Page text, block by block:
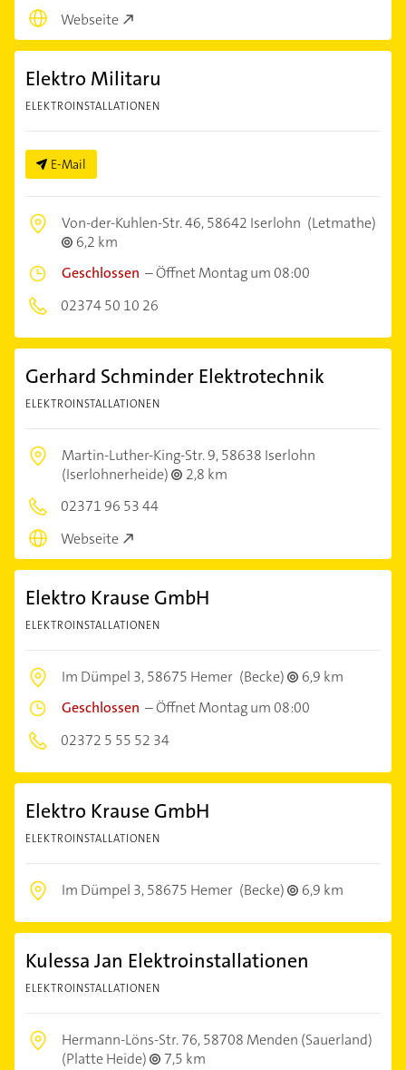
Webseite
Elektro Militaru
ELEKTROINSTALLATIONEN
E-Mail
Von-der-Kuhlen-Str. 46,58642 Iserlohn (Letmathe)
6,2 km
Geschlossen –Öffnet Montag um 08:00
02374 50 10 26
Gerhard Schminder Elektrotechnik
ELEKTROINSTALLATIONEN
Martin-Luther-King-Str. 9,58638 Iserlohn
(Iserlohnerheide)
2,8 km
02371 96 53 44
Webseite
Elektro Krause GmbH
ELEKTROINSTALLATIONEN
Im Dümpel 3,58675 Hemer (Becke)
6,9 km
Geschlossen –Öffnet Montag um 08:00
02372 5 55 52 34
Elektro Krause GmbH
ELEKTROINSTALLATIONEN
Im Dümpel 3,58675 Hemer (Becke) 6,9 km
Kulessa Jan Elektroinstallationen
ELEKTROINSTALLATIONEN
Hermann-Löns-Str. 76,58708 Menden (Sauerland)
(Platte Heide)
7,5 km